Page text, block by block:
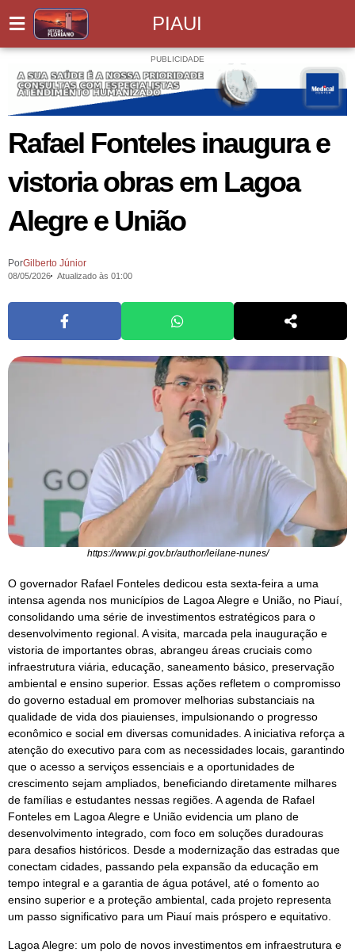
PIAUI
PUBLICIDADE
Rafael Fonteles inaugura e
vistoria obras em Lagoa
Alegre e União
PorGilberto Júnior
08/05/2026 Atualizado às 01:00
https://www.pi.gov.br/author/leilane-nunes/
O governador Rafael Fonteles dedicou esta sexta-feira a uma
intensa agenda nos municípios de Lagoa Alegre e União, no Piauí,
consolidando uma série de investimentos estratégicos para o
desenvolvimento regional. A visita, marcada pela inauguração e
vistoria de importantes obras, abrangeu áreas cruciais como
infraestrutura viária, educação, saneamento básico, preservação
ambiental e ensino superior. Essas ações refletem o compromisso
do governo estadual em promover melhorias substanciais na
qualidade de vida dos piauienses, impulsionando o progresso
econômico e social em diversas comunidades. A iniciativa reforça a
atenção do executivo para com as necessidades locais, garantindo
que o acesso a serviços essenciais e a oportunidades de
crescimento sejam ampliados, beneficiando diretamente milhares
de famílias e estudantes nessas regiões. A agenda de Rafael
Fonteles em Lagoa Alegre e União evidencia um plano de
desenvolvimento integrado, com foco em soluções duradouras
para desafios históricos. Desde a modernização das estradas que
conectam cidades, passando pela expansão da educação em
tempo integral e a garantia de água potável, até o fomento ao
ensino superior e a proteção ambiental, cada projeto representa
um passo significativo para um Piauí mais próspero e equitativo.
Lagoa Alegre: um polo de novos investimentos em infraestrutura e